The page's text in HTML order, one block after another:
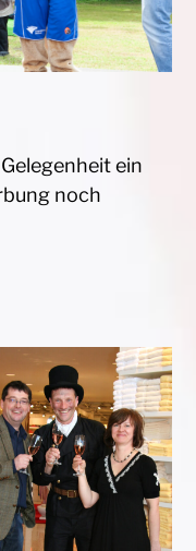
ein
noch